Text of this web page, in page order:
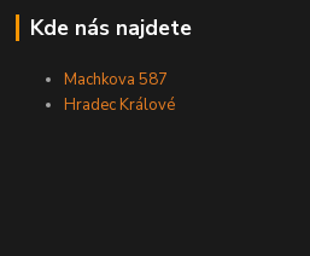
Kde nás najdete
Machkova 587
Hradec Králové